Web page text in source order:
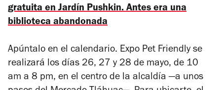
gratuita en Jardín Pushkin. Antes era una
biblioteca abandonada
Apúntalo en el calendario. Expo Pet Friendly se
realizará los días 26, 27 y 28 de mayo, de 10
am a 8 pm, en el centro de la alcaldía —a unos